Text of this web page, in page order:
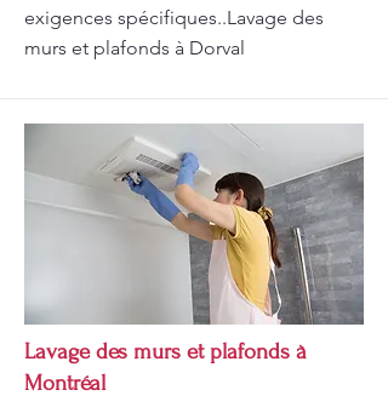
exigences spécifiques..Lavage des
murs et plafonds à Dorval
Lavage des murs et plafonds à
Montréal